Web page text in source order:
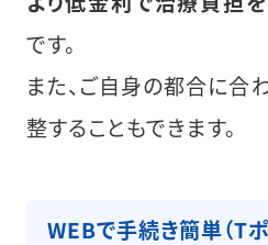
です。
また、ご自身の都合に合
整することもできます。
WEBで手続き簡単（T